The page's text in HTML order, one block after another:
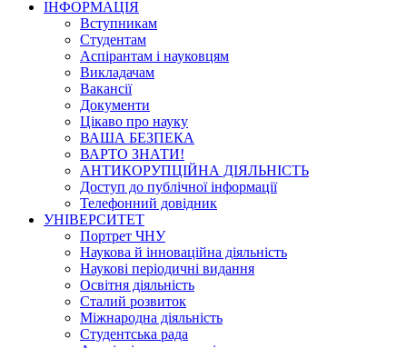
ІНФОРМАЦІЯ
Вступникам
Студентам
Аспірантам і науковцям
Викладачам
Вакансії
Документи
Цікаво про науку
ВАША БЕЗПЕКА
ВАРТО ЗНАТИ!
АНТИКОРУПЦІЙНА ДІЯЛЬНІСТЬ
Доступ до публічної інформації
Телефонний довідник
УНІВЕРСИТЕТ
Портрет ЧНУ
Наукова й інноваційна діяльність
Наукові періодичні видання
Освітня діяльність
Сталий розвиток
Міжнародна діяльність
Студентська рада